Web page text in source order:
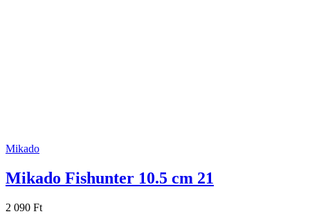
Mikado
Mikado Fishunter 10.5 cm 21
2 090 Ft